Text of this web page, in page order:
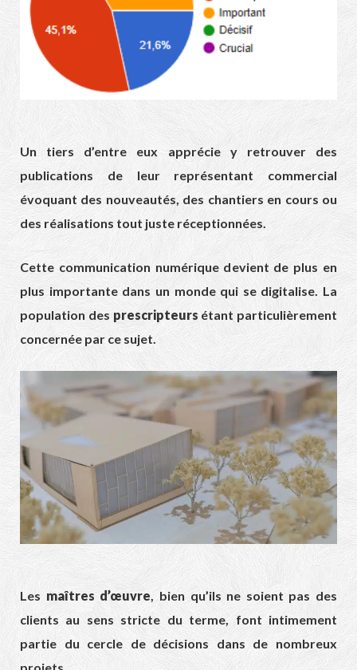
Un tiers d’entre eux apprécie y retrouver des
publications de leur représentant commercial
évoquant des nouveautés, des chantiers en cours ou
des réalisations tout juste réceptionnées.
Cette communication numérique devient de plus en
plus importante dans un monde qui se digitalise. La
population des prescripteurs étant particulièrement
concernée par ce sujet.
Les maîtres d’œuvre, bien qu’ils ne soient pas des
clients au sens stricte du terme, font intimement
partie du cercle de décisions dans de nombreux